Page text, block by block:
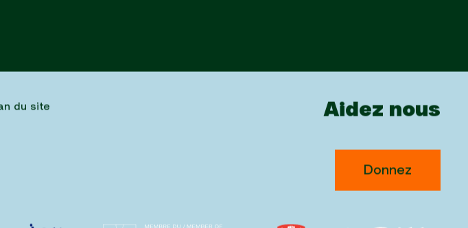
du site Aidez nous
Donnez